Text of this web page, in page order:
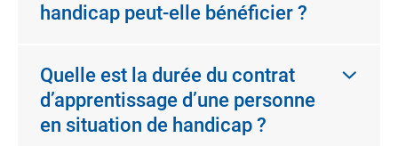
handicap peut-elle bénéficier ?
Quelle est la durée du contrat
d’apprentissage d’une personne
en situation de handicap ?